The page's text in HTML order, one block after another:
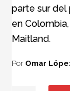
parte sur del
en
Maitland.
Por Omar